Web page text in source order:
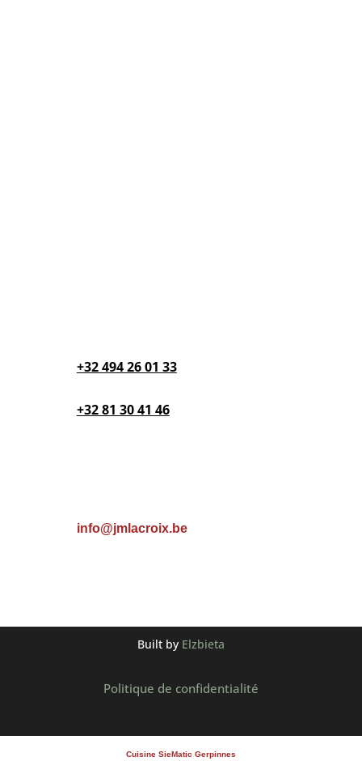
+32 494 26 01 33‬
+32 81 30 41 46‬
info@jmlacroix.be
Built by Elzbieta
Politique de confidentialité
Cuisine SieMatic Gerpinnes